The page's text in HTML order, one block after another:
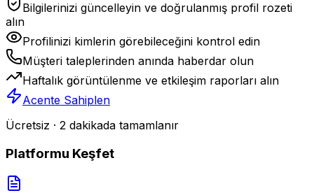
Bilgilerinizi güncelleyin ve doğrulanmış profil rozeti
alın
Profilinizi kimlerin görebileceğini kontrol edin
Müşteri taleplerinden anında haberdar olun
Haftalık görüntülenme ve etkileşim raporları alın
Acente Sahiplen
Ücretsiz · 2 dakikada tamamlanır
Platformu Keşfet